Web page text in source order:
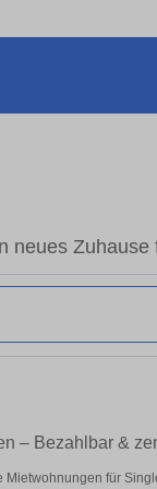
neues Zuhause
– Bezahlbar &
für